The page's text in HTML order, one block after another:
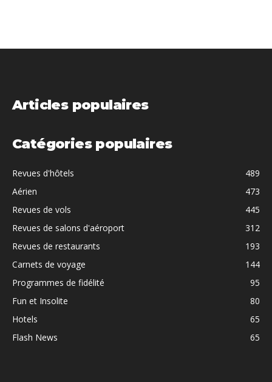
Articles populaires
Catégories populaires
Revues d'hôtels
489
Aérien
473
Revues de vols
445
Revues de salons d'aéroport
312
Revues de restaurants
193
Carnets de voyage
144
Programmes de fidélité
95
Fun et Insolite
80
Hotels
65
Flash News
65